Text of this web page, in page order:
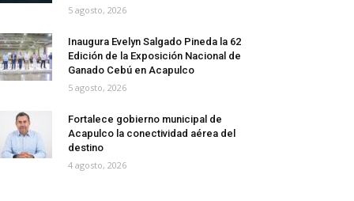
5 agosto, 2026
Inaugura Evelyn Salgado Pineda la 62
Edición de la Exposición Nacional de
Ganado Cebú en Acapulco
5 agosto, 2026
Fortalece gobierno municipal de
Acapulco la conectividad aérea del
destino
4 agosto, 2026